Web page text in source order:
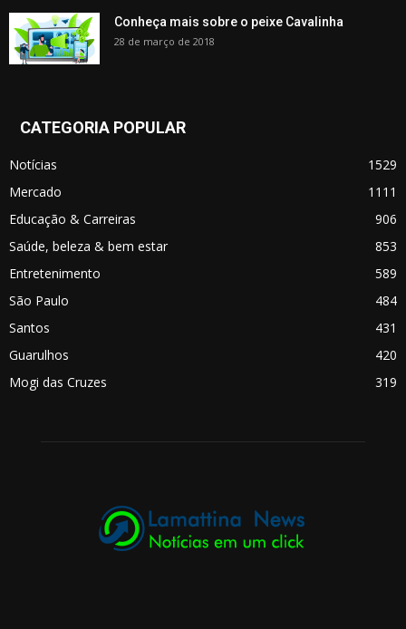
Conheça mais sobre o peixe Cavalinha
28 de março de 2018
CATEGORIA POPULAR
Notícias
1529
Mercado
1111
Educação & Carreiras
906
Saúde, beleza & bem estar
853
Entretenimento
589
São Paulo
484
Santos
431
Guarulhos
420
Mogi das Cruzes
319